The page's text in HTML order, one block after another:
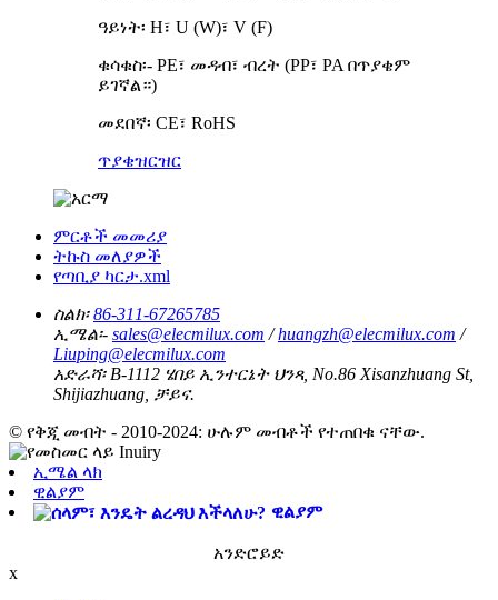
ዓይነት፡ H፣ U (W)፣ V (F)
ቁሳቁስ፡- PE፣ መዳብ፣ ብረት (PP፣ PA በጥያቄም
ይገኛል።)
መደበኛ፡ CE፣ RoHS
ጥያቄዝርዝር
ምርቶች መመሪያ
ትኩስ መለያዎች
የጣቢያ ካርታ.xml
ስልክ፡ 86-311-67265785
ኢሜል፡- sales@elecmilux.com /huangzh@elecmilux.com /
Liuping@elecmilux.com
አድራሻ፡ B-1112 ሄበይ ኢንተርኔት ህንጻ, No.86 Xisanzhuang St,
Shijiazhuang, ቻይና.
© የቅጂ መብት - 2010-2024: ሁሉም መብቶች የተጠበቁ ናቸው.
ኢሜል ላክ
ዊልያም
ዊልያም
አንድሮይድ
x